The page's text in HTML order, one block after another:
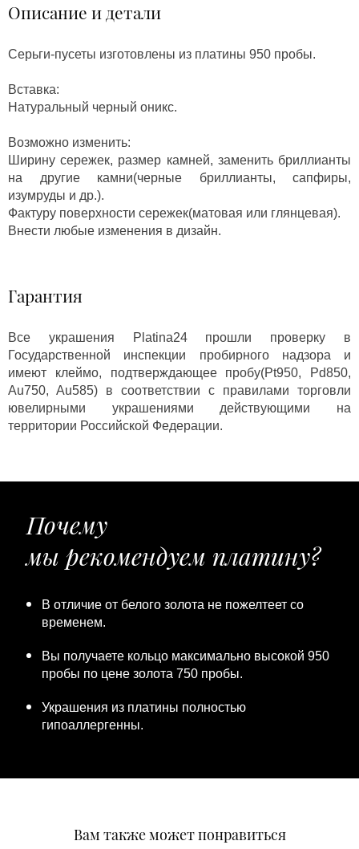
Описание и детали
Серьги-пусеты изготовлены из платины 950 пробы.
Вставка:
Натуральный черный оникс.
Возможно изменить:
Ширину сережек, размер камней, заменить бриллианты
на другие камни(черные бриллианты, сапфиры,
изумруды и др.).
Фактуру поверхности сережек(матовая или глянцевая).
Внести любые изменения в дизайн.
Гарантия
Все украшения Platina24 прошли проверку в
Государственной инспекции пробирного надзора и
имеют клеймо, подтверждающее пробу(Pt950, Pd850,
Au750, Au585) в соответствии с правилами торговли
ювелирными украшениями действующими на
территории Российской Федерации.
Почему
мы рекомендуем платину?
В отличие от белого золота не пожелтеет со
временем.
Вы получаете кольцо максимально высокой 950
пробы по цене золота 750 пробы.
Украшения из платины полностью
гипоаллергенны.
Вам также может понравиться